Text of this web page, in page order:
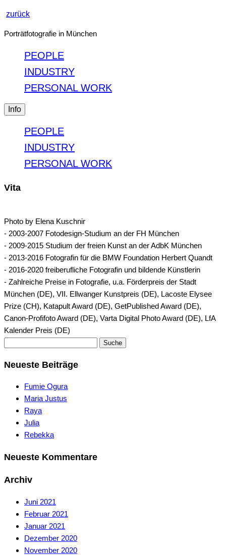
zurück
Porträtfotografie in München
PEOPLE
INDUSTRY
PERSONAL WORK
Info
PEOPLE
INDUSTRY
PERSONAL WORK
Vita
Photo by Elena Kuschnir
- 2003-2007 Fotodesign-Studium an der FH München
- 2009-2015 Studium der freien Kunst an der AdbK München
- 2013-2016 Fotografin für die BMW Foundation Herbert Quandt
- 2016-2020 freiberufliche Fotografin und bildende Künstlerin
- Zahlreiche Preise in Fotografie, u.a. Förderpreis der Stadt
München (DE), VII. Ellwanger Kunstpreis (DE), Lacoste Elysee
Prize (CH), Katapult Award (DE), GetPublished Award (DE),
Canon-Profifoto Award (DE), Varta Digital Photo Award (DE), LfA
Kalender Preis (DE)
Neueste Beiträge
Fumie Ogura
Maria Justus
Raya
Julia
Rebekka
Neueste Kommentare
Archiv
Juni 2021
Februar 2021
Januar 2021
Dezember 2020
November 2020